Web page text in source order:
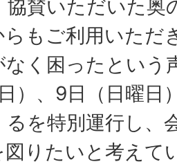
協賛いただいた奥
らもご利用いただ
く困ったという
）、9日（日曜日
るを特別運行し、
図りたいと考えて